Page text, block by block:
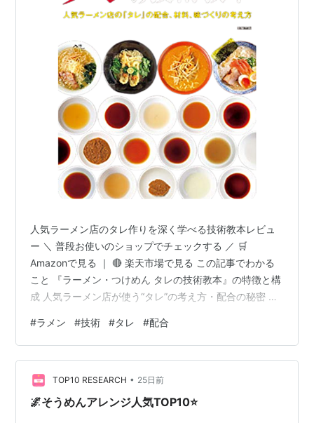
人気ラーメン店のタレ作りを深く学べる技術教本レビュ
ー ＼ 普段お使いのショップでチェックする ／ 🛒
Amazonで見る ｜ 🔴 楽天市場で見る この記事でわかる
こと 『ラーメン・つけめん タレの技術教本』の特徴と構
成 人気ラーメン店が使う“タレ”の考え方・配合の秘密 実
リットの整理 どんな人に向いている技術書なのか 商品概
要 『ラーメン・つけめん タレの技術教本』は、人気ラー
メン店が実際に使う「タレ」の配合・材料・味づくりの
考え方を体系的にまとめた専門書です。ラーメンの味を
決める最重要要素である“タレ”に特化しており、醤油・
#ラメン #技術 #タレ #配合
TOP10 RESEARCH • 25日前
🌌そうめんアレンジ人気TOP10⭐